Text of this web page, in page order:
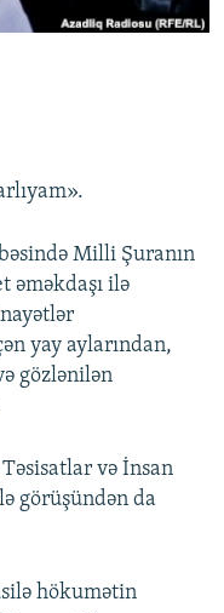
Milli Şuranın
əməkdaşı ilə
yay aylarından,
gözlənilən
və İnsan
görüşündən da
hökumətin